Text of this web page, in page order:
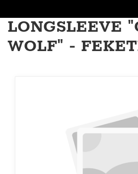
LONGSLEEVE
WOLF" -